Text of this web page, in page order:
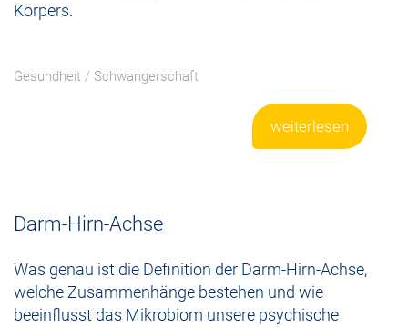
Körpers.
Gesundheit / Schwangerschaft
weiterlesen
Darm-Hirn-Achse
Was genau ist die Definition der Darm-Hirn-Achse,
welche Zusammenhänge bestehen und wie
beeinflusst das Mikrobiom unsere psychische